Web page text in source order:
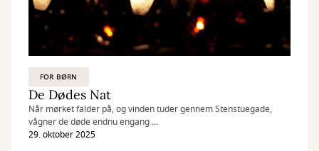
FOR BØRN
De Dødes Nat
Når mørket falder på, og vinden tuder gennem Stenstuegade,
vågner de døde endnu engang …
29. oktober 2025